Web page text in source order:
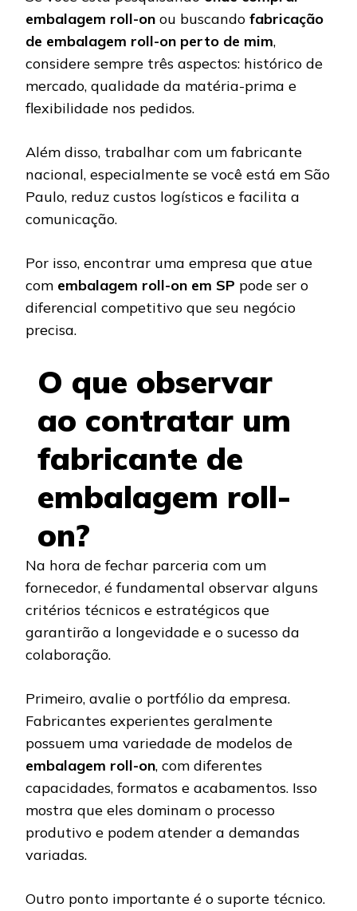
embalagem roll-on ou buscando fabricação
de embalagem roll-on perto de mim,
considere sempre três aspectos: histórico de
mercado, qualidade da matéria-prima e
flexibilidade nos pedidos.
Além disso, trabalhar com um fabricante
nacional, especialmente se você está em São
Paulo, reduz custos logísticos e facilita a
comunicação.
Por isso, encontrar uma empresa que atue
com embalagem roll-on em SP pode ser o
diferencial competitivo que seu negócio
precisa.
O que observar
ao contratar um
fabricante de
embalagem roll-
on?
Na hora de fechar parceria com um
fornecedor, é fundamental observar alguns
critérios técnicos e estratégicos que
garantirão a longevidade e o sucesso da
colaboração.
Primeiro, avalie o portfólio da empresa.
Fabricantes experientes geralmente
possuem uma variedade de modelos de
embalagem roll-on, com diferentes
capacidades, formatos e acabamentos. Isso
mostra que eles dominam o processo
produtivo e podem atender a demandas
variadas.
Outro ponto importante é o suporte técnico.